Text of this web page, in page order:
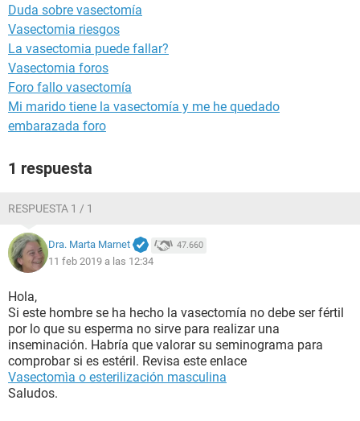
Duda sobre vasectomía
Vasectomia riesgos
La vasectomia puede fallar?
Vasectomia foros
Foro fallo vasectomía
Mi marido tiene la vasectomía y me he quedado
embarazada foro
1 respuesta
RESPUESTA 1 / 1
Dra. Marta Marnet 47.660
11 feb 2019 a las 12:34
Hola,
Si este hombre se ha hecho la vasectomía no debe ser fértil
por lo que su esperma no sirve para realizar una
inseminación. Habría que valorar su seminograma para
comprobar si es estéril. Revisa este enlace
Vasectomìa o esterilización masculina
Saludos.